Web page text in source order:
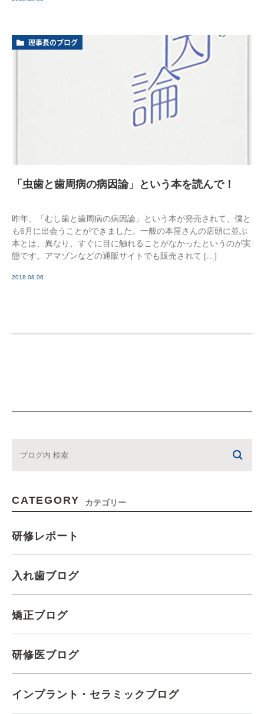
理事長のブログ
「虫歯と歯周病の病因論」という本を読んで！
昨年、「むし歯と歯周病の病因論」という本が発売されて、僕と
も6月に出会うことができました。一般の本屋さんの店頭に並ぶ
本とは、異なり、すぐに目に触れることがなかったというのが実
態です。アマゾンなどの通販サイトでも販売されて […]
2018.08.06
CATEGORY カテゴリー
研修レポート
入れ歯ブログ
矯正ブログ
研修医ブログ
インプラント・セラミックブログ